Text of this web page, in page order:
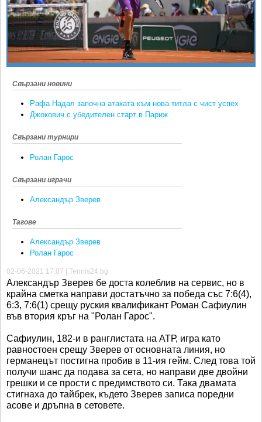
КЛУБОВЕ
БЛОГ
ВИДЕО
ЖЪЛТО
РАКЕТНИ
Спорт&Фитнес
Други
Любители
Свързани новини
Рафа Надал започна атаката към нова титла с чист успех
Джокович с убедителен старт в Париж
Свързани турнири
Ролан Гарос
Свързани играчи
Александър Зверев
Тагове
Александър Зверев
Ролан Гарос
02-06-2021 17:07 | Tennis24.bg
Александър Зверев бе доста колеблив на сервис, но в
крайна сметка направи достатъчно за победа със 7:6(4),
6:3, 7:6(1) срещу руския квалификант Роман Сафиулин
във втория кръг на "Ролан Гарос".
Сафиулин, 182-и в ранглистата на АТР, игра като
равностоен срещу Зверев от основната линия, но
германецът постигна пробив в 11-ия гейм. След това той
получи шанс да подава за сета, но направи две двойни
грешки и се прости с предимството си. Така двамата
стигнаха до тайбрек, където Зверев записа поредни
асове и дръпна в сетовете.